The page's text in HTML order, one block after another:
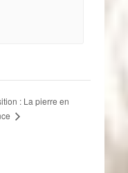
: La pierre en